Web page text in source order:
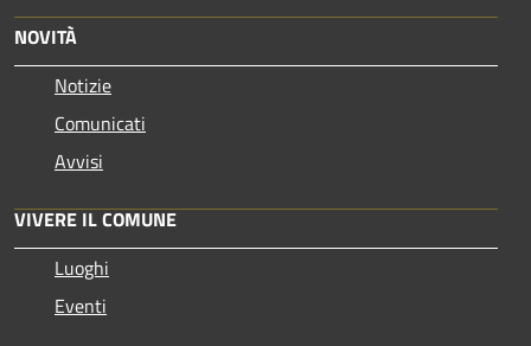
NOVITÀ
Notizie
Comunicati
Avvisi
VIVERE IL COMUNE
Luoghi
Eventi